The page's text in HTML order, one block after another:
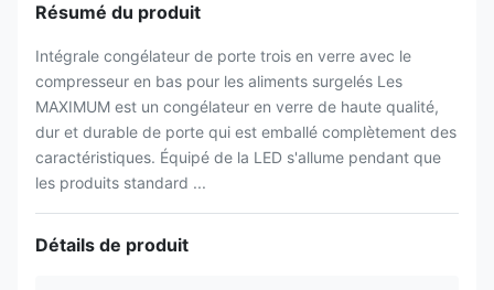
Résumé du produit
Intégrale congélateur de porte trois en verre avec le
compresseur en bas pour les aliments surgelés Les
MAXIMUM est un congélateur en verre de haute qualité,
dur et durable de porte qui est emballé complètement des
caractéristiques. Équipé de la LED s'allume pendant que
les produits standard ...
Détails de produit